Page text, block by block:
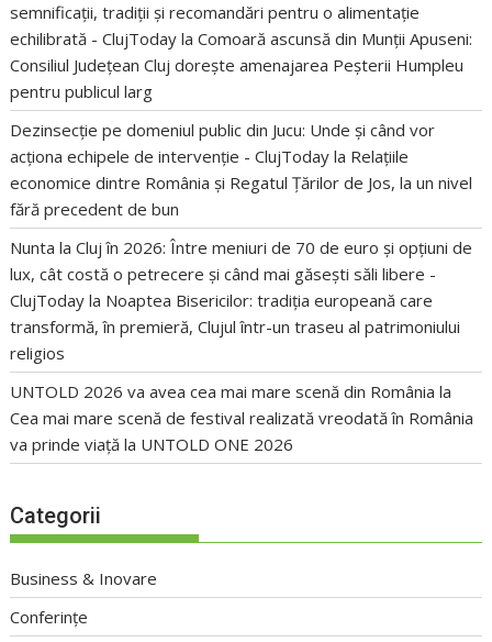
semnificații, tradiții și recomandări pentru o alimentație
echilibrată - ClujToday laComoară ascunsă din Munții Apuseni:
Consiliul Județean Cluj dorește amenajarea Peșterii Humpleu
pentru publicul larg
Dezinsecție pe domeniul public din Jucu: Unde și când vor
acționa echipele de intervenție - ClujToday la Relațiile
economice dintre România și Regatul Țărilor de Jos, la un nivel
fără precedent de bun
Nunta la Cluj în 2026: Între meniuri de 70 de euro și opțiuni de
lux, cât costă o petrecere și când mai găsești săli libere -
ClujToday la Noaptea Bisericilor: tradiția europeană care
transformă, în premieră, Clujul într-un traseu al patrimoniului
religios
UNTOLD 2026 va avea cea mai mare scenă din România la
Cea mai mare scenă de festival realizată vreodată în România
va prinde viață la UNTOLD ONE 2026
Categorii
Business & Inovare
Conferințe